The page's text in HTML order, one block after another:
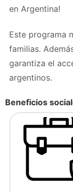
en Argentina!
Este programa
familias.
garantiza el
argentinos.
Beneficios